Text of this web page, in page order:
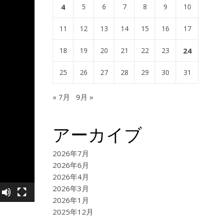
4 5 6 7 8 9 10
11 12 13 14 15 16 17
18 19 20 21 22 23 24
25 26 27 28 29 30 31
« 7月 9月 »
アーカイブ
2026年7月
2026年6月
2026年4月
2026年3月
2026年1月
2025年12月